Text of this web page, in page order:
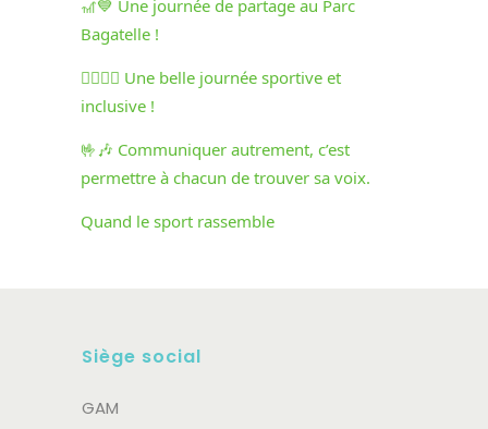
🎢💙 Une journée de partage au Parc
Bagatelle !
🏃‍♀️🏃‍♂️ Une belle journée sportive et
inclusive !
🤟🎶 Communiquer autrement, c’est
permettre à chacun de trouver sa voix.
Quand le sport rassemble
Siège social
GAM